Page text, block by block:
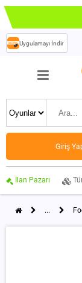
Uygulamayı İndir
Giriş
İlan Pazarı
...